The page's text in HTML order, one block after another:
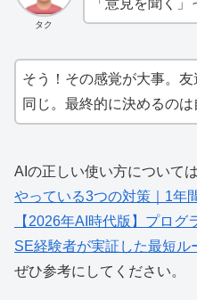
タク
そう！その感覚が大事。
同じ。最終的に決めるの
AIの正しい使い方については
やっている3つの対策｜1年
【2026年AI時代版】プログ
SE経験者が実証した最短ル
ぜひ参考にしてください。